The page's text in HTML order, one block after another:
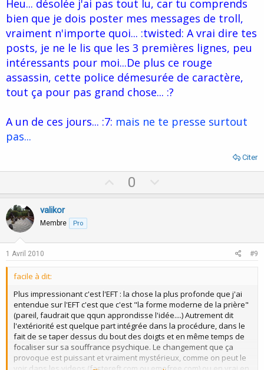
Heu... désolée j'ai pas tout lu, car tu comprends
bien que je dois poster mes messages de troll,
vraiment n'importe quoi... :twisted: A vrai dire tes
posts, je ne le lis que les 3 premières lignes, peu
intéressants pour moi...De plus ce rouge
assassin, cette police démesurée de caractère,
tout ça pour pas grand chose... :?
A un de ces jours... :7: mais ne te presse surtout
pas...
Citer
p
t
0
o
v
valikor
Membre Pro
1 Avril 2010 #9
facile à dit:
Plus impressionant c'est l'EFT : la chose la plus profonde que j'ai
entendue sur l'EFT c'est que c'est "la forme moderne de la prière"
(pareil, faudrait que qqun approndisse l'idée....) Autrement dit
l'extériorité est quelque part intégrée dans la procédure, dans le
fait de se taper dessus du bout des doigts et en même temps de
focaliser sur sa souffrance psychique. Le changement que ça
provoque est puissant et vraiment mystérieux, comme on peut le